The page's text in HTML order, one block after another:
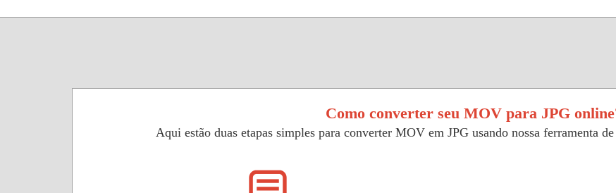
Como converter seu MOV para JPG
Aqui estão duas etapas simples para converter MOV em JPG usando nossa ferramenta